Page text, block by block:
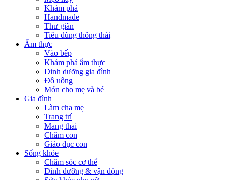
Khám phá
Handmade
Thư giãn
Tiêu dùng thông thái
Ẩm thực
Vào bếp
Khám phá ẩm thực
Dinh dưỡng gia đình
Đồ uống
Món cho mẹ và bé
Gia đình
Làm cha mẹ
Trang trí
Mang thai
Chăm con
Giáo dục con
Sống khỏe
Chăm sóc cơ thể
Dinh dưỡng & vận động